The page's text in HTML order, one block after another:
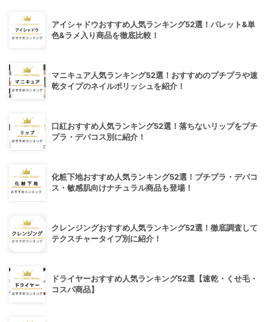
アイシャドウおすすめ人気ランキング52選！パレット&単
色&ラメ入り商品を徹底比較！
マニキュア人気ランキング52選！おすすめのプチプラや速
乾タイプのネイルポリッシュを紹介！
口紅おすすめ人気ランキング52選！落ちないリップをプチ
プラ・デパコス別に紹介！
化粧下地おすすめ人気ランキング52選！プチプラ・デパコ
ス・敏感肌向けナチュラル商品も登場！
クレンジングおすすめ人気ランキング52選！徹底調査して
テクスチャータイプ別に紹介！
ドライヤーおすすめ人気ランキング52選【速乾・くせ毛・
コスパ商品】